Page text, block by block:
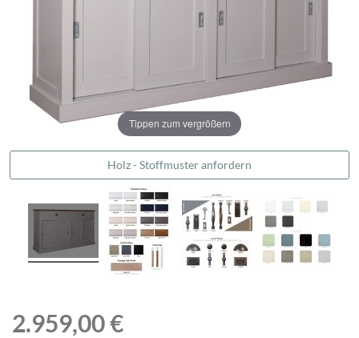
Tippen zum vergrößern
Holz - Stoffmuster anfordern
2.959,00 €